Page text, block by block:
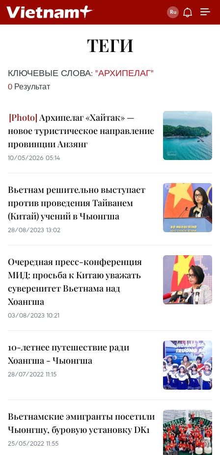
ТЕГИ
КЛЮЧЕВЫЕ СЛОВА: "АРХИПЕЛАГ"
0 Результат
Архипелаг «Хайтак» —
новое туристическое направление
провинции Анзянг
10/05/2026 05:14
Вьетнам решительно выступает
против проведения Тайванем
(Китай) учений в Чыонгша
28/08/2023 13:02
Очередная пресс-конференция
МИД: просьба к Китаю уважать
суверенитет Вьетнама над
Хоангша
03/08/2023 10:21
10-летнее путешествие ради
Хоангша - Чыонгша
28/07/2022 11:15
Вьетнамские эмигранты посетили
Чыонгшу, буровую установку DK1
25/05/2022 11:55